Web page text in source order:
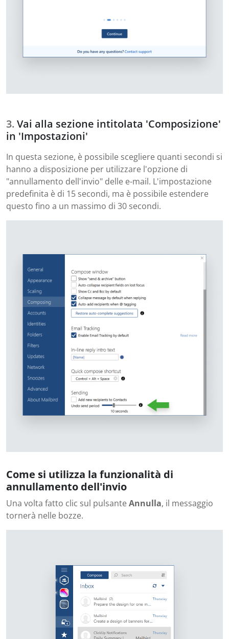
Vai alla sezione intitolata 'Composizione'
in 'Impostazioni'
In questa sezione, è possibile scegliere quanti secondi si
hanno a disposizione per utilizzare l'opzione di
"annullamento dell'invio" delle e-mail. L'impostazione
predefinita è di 15 secondi, ma è possibile estendere
questo fino a un massimo di 30 secondi.
Come si utilizza la funzionalità di
annullamento dell'invio
Una volta fatto clic sul pulsanteAnnulla, il messaggio
tornerà nelle bozze.